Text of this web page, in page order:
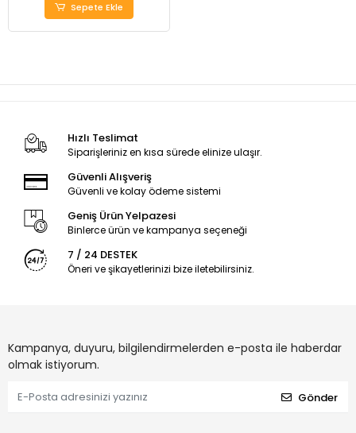
Sepete Ekle
Hızlı Teslimat
Siparişleriniz en kısa sürede elinize ulaşır.
Güvenli Alışveriş
Güvenli ve kolay ödeme sistemi
Geniş Ürün Yelpazesi
Binlerce ürün ve kampanya seçeneği
7 / 24 DESTEK
Öneri ve şikayetlerinizi bize iletebilirsiniz.
Kampanya, duyuru, bilgilendirmelerden e-posta ile haberdar
olmak istiyorum.
Gönder